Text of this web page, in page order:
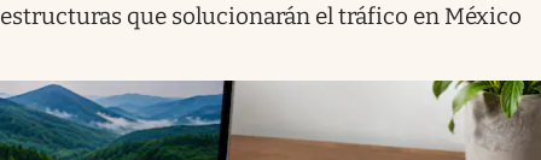
estructuras que solucionarán el tráfico en México